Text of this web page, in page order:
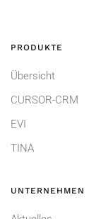
PRODUKTE
Übersicht
CURSOR-CRM
EVI
TINA
UNTERNEHMEN